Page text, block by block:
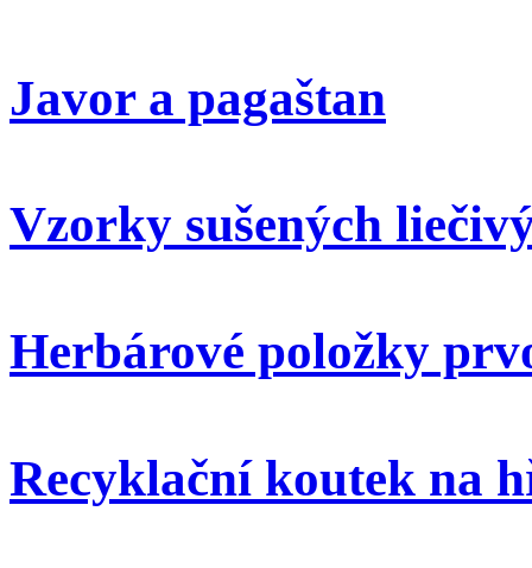
Javor a pagaštan
Vzorky sušených
Herbárové položky
Recyklační koutek na